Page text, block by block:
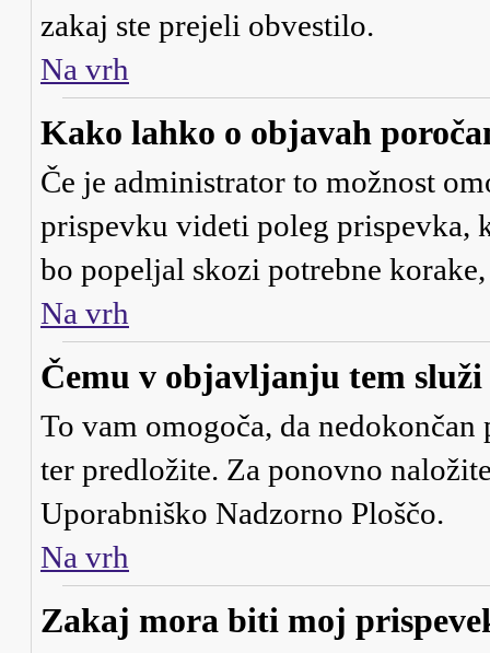
zakaj ste prejeli obvestilo.
Na vrh
Kako lahko o objavah
Če je administrator to možnost
prispevku videti poleg prispevka,
bo popeljal skozi potrebne
Na vrh
Čemu v objavljanju tem
To vam omogoča, da
ter predložite. Za ponovno
Uporabniško Nadzorno Ploščo.
Na vrh
Zakaj mora biti moj